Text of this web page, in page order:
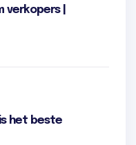
verkopers |
het beste